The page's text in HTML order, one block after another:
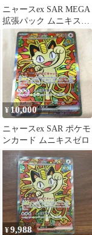
ニャースex SAR MEGA
拡張パック ムニキスゼ
ロ キラ 114/080
¥10,000
ニャースex SAR ポケモ
ンカード ムニキスゼロ
¥9,988